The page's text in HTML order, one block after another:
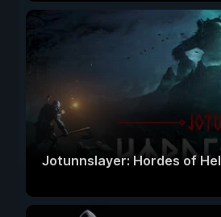
Jotunnslayer: Hordes of Hel